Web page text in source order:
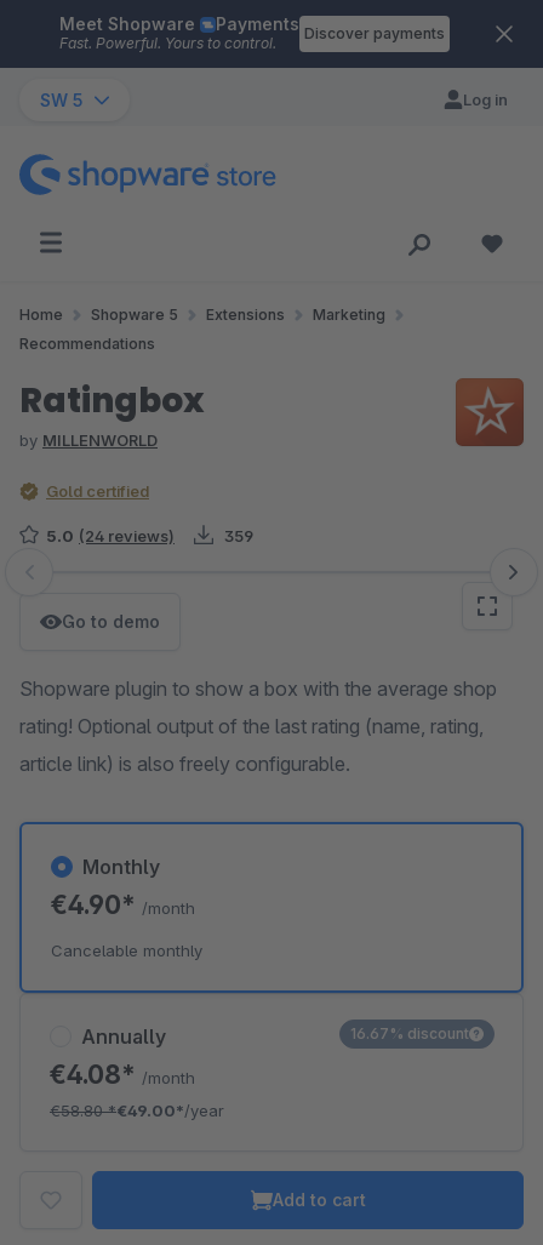
Skip to main content
Meet Shopware Payments
Fast. Powerful. Yours to control.
Discover payments
SW 5 Log in
Home Shopware 5 Extensions
Marketing
Recommendations
Ratingbox
by MILLENWORLD
Gold certified
5.0 (24 reviews) 359
Skip image gallery
Go to demo
Shopware plugin to show a box with the average shop
rating! Optional output of the last rating (name, rating,
article link) is also freely configurable.
Annually
€4.08* /month
€58.80*€49.00*/year
16.67% discount
Monthly
€4.90* /month
Cancelable monthly
Add to cart